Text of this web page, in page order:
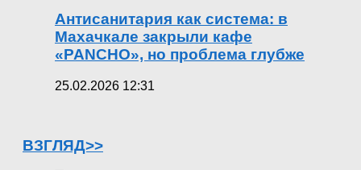
Антисанитария как система: в
Махачкале закрыли кафе
«PANCHO», но проблема глубже
25.02.2026 12:31
ВЗГЛЯД>>